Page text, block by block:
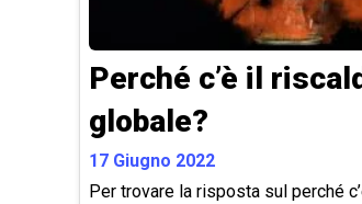
Perché c’è il
globale?
17 Giugno 2022
Per trovare la risposta sul perché